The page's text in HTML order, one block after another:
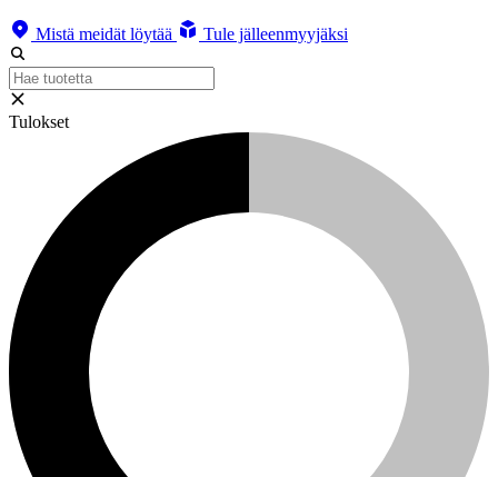
Mistä meidät löytää Tule jälleenmyyjäksi
Tulokset